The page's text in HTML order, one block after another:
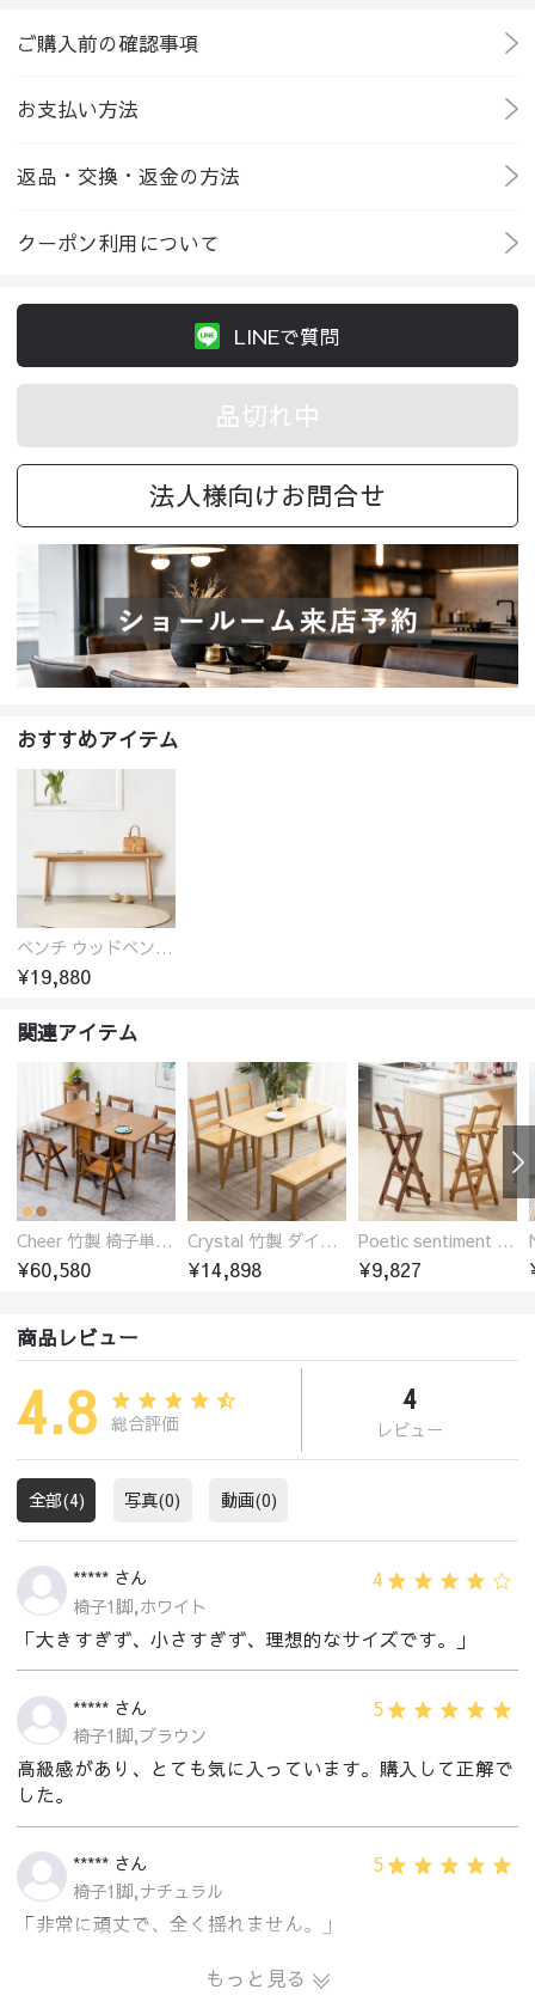
ご購入前の確認事項
お支払い方法
返品・交換・返金の方法
クーポン利用について
LINEで質問
品切れ中
法人様向けお問合せ
おすすめアイテム
ベンチ ウッドベンチ オーク ダイニングベンチ 2人掛け 二人掛け 長椅子 ウッド 玄関スツール オーク材 ラタン 椅子 アジアンテイスト おしゃれ チェア いす イス 北欧
¥19,880
関連アイテム
Cheer 竹製 椅子単品 バタフライテーブル 折りたたみダイニングテーブル単品 椅子セット 伸縮
¥60,580
Crystal 竹製 ダイニングテーブル
¥14,898
Poetic sentiment 竹製 折りたたみ カウンターチェア 椅子 ハイ スツール
¥9,827
商品レビュー
4.8 総合評価
4
レビュー
全部(4) 写真(0) 動画(0)
***** さん 4
椅子1脚,ホワイト
「大きすぎず、小さすぎず、理想的なサイズです。」
***** さん 5
椅子1脚,ブラウン
高級感があり、とても気に入っています。購入して正解で
した。
***** さん 5
椅子1脚,ナチュラル
「非常に頑丈で、全く揺れません。」
もっと見る